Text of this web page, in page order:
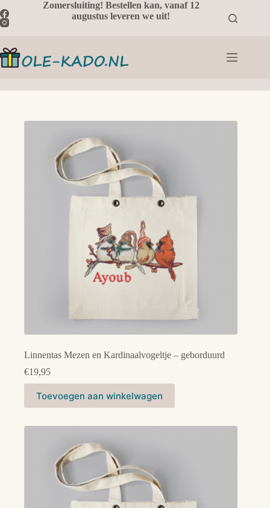
naar
de
Zomersluiting! Bestellen kan, vanaf 12
augustus leveren we uit!
Linnentas Mezen en Kardinaalvogeltje – geborduurd
€19,95
Toevoegen aan winkelwagen